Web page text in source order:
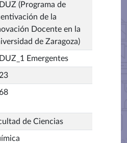
(Programa de
de la
Docente en la
de Zaragoza)
Emergentes
de Ciencias